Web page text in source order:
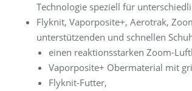
Technologie speziell für
Flyknit, Vaporposite+, Aerotrak,
unterstützenden und schnellen
einen reaktionsstarken Zoom-
Vaporposite+ Obermaterial mit
Flyknit-Futter,